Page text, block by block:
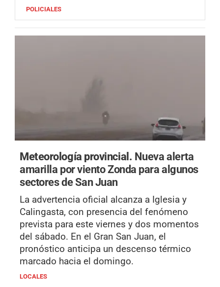
POLICIALES
Meteorología provincial. Nueva alerta
amarilla por viento Zonda para algunos
sectores de San Juan
La advertencia oficial alcanza a Iglesia y
Calingasta, con presencia del fenómeno
prevista para este viernes y dos momentos
del sábado. En el Gran San Juan, el
pronóstico anticipa un descenso térmico
marcado hacia el domingo.
LOCALES